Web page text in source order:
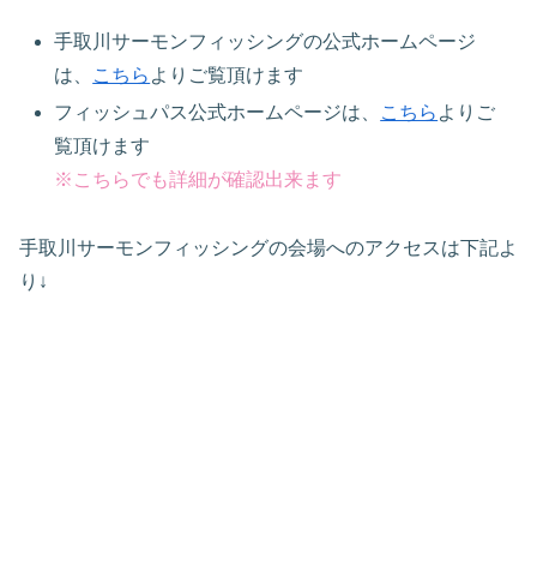
手取川サーモンフィッシングの公式ホームページ
は、
こちら よりご覧頂けます
フィッシュパス公式ホームページは、
こちら よりご
覧頂けます
※こちらでも詳細が確認出来ます
手取川サーモンフィッシングの会場へのアクセスは下記よ
り↓